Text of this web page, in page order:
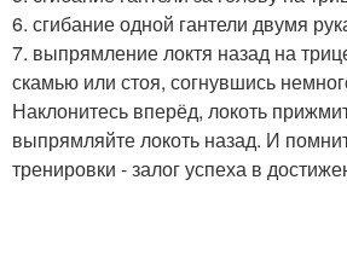
6. сгибание одной гантели двумя
7. выпрямление локтя назад на
скамью или стоя, согнувшись
Наклонитесь вперёд, локоть
выпрямляйте локоть назад. И
тренировки - залог успеха в